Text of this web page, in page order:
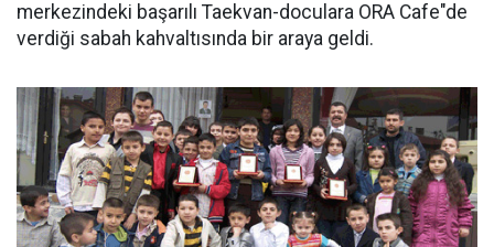
merkezindeki başarılı Taekvan-doculara ORA Cafe"de
verdiği sabah kahvaltısında bir araya geldi.